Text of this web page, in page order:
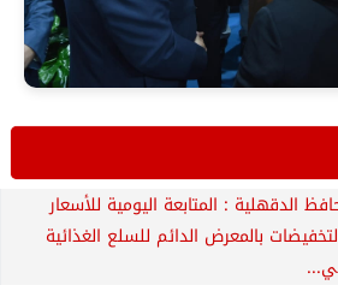
الدقهلية : المتابعة اليومية للأسعار
بالمعرض الدائم للسلع الغذائية